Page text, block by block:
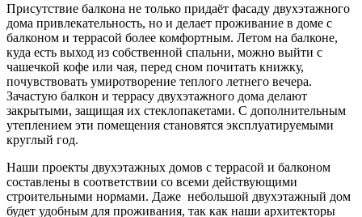
Присутствие балкона не только придаёт фасаду двухэтажного
дома привлекательность, но и делает проживание в доме с
балконом и террасой более комфортным. Летом на балконе,
куда есть выход из собственной спальни, можно выйти с
чашечкой кофе или чая, перед сном почитать книжку,
почувствовать умиротворение теплого летнего вечера.
Зачастую балкон и террасу двухэтажного дома делают
закрытыми, защищая их стеклопакетами. С дополнительным
утеплением эти помещения становятся эксплуатируемыми
круглый год.
Наши проекты двухэтажных домов с террасой и балконом
составлены в соответствии со всеми действующими
строительными нормами. Даже небольшой двухэтажный дом
будет удобным для проживания, так как наши архитекторы